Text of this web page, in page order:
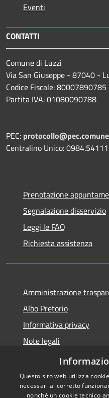
Eventi
CONTATTI
Comune di Luzzi
Via San Giuseppe - 87040 -
Codice Fiscale: 80007890785
Partita IVA: 01080090788
PEC:
Centralino Unico:
Prenotazione
Segnalazione disservizio
Leggi le FAQ
Richiesta assistenza
Amministrazione
Albo Pretorio
Informativa privacy
Note legali
Dichiarazione di
Questo sito web utilizza
necessari al corretto
nonché un cookie tecnico